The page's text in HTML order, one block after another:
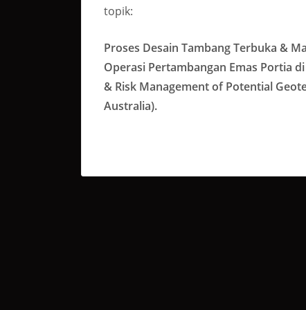
topik:
Proses Desain Tambang Terbuka &
Operasi Pertambangan Emas Portia
& Risk Management of Potential
Australia).